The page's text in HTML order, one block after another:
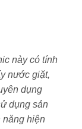
cấp
giản, sang
trước là cửa
loại chắc
giác sạch sẽ,
hiện đại.
này có tính
nước giặt,
dụng
dụng sản
năng hiện